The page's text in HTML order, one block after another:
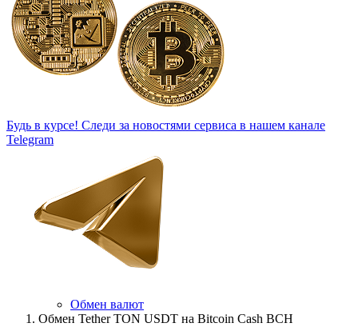
Будь в курсе! Следи за новостями сервиса в нашем канале
Telegram
Обмен валют
Обмен Tether TON USDT на Bitcoin Cash BCH